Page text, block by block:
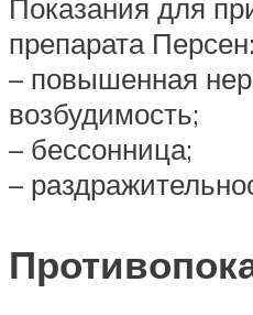
Показания для
препарата Персен:
– повышенная
возбудимость;
– бессонница;
–